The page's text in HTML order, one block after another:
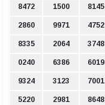
8472 1500 8145
2860 9971 4752
8335 2064 3748
0240 6386 6019
9324 3123 7001
5220 2981 8648